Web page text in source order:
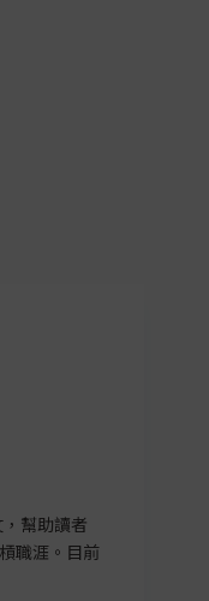
幫助讀者
職涯。目前